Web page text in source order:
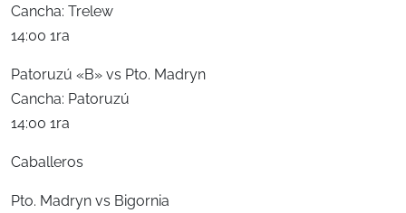
Cancha: Trelew
14:00 1ra
Patoruzú «B» vs Pto. Madryn
Cancha: Patoruzú
14:00 1ra
Caballeros
Pto. Madryn vs Bigornia